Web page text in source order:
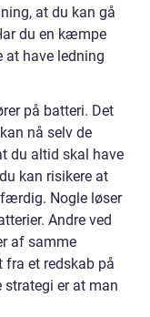
at du kan gå
du en kæmpe
at have ledning
på batteri. Det
nå selv de
du altid skal have
kan risikere at
Nogle løser
Andre ved
af samme
et redskab på
strategi er at man